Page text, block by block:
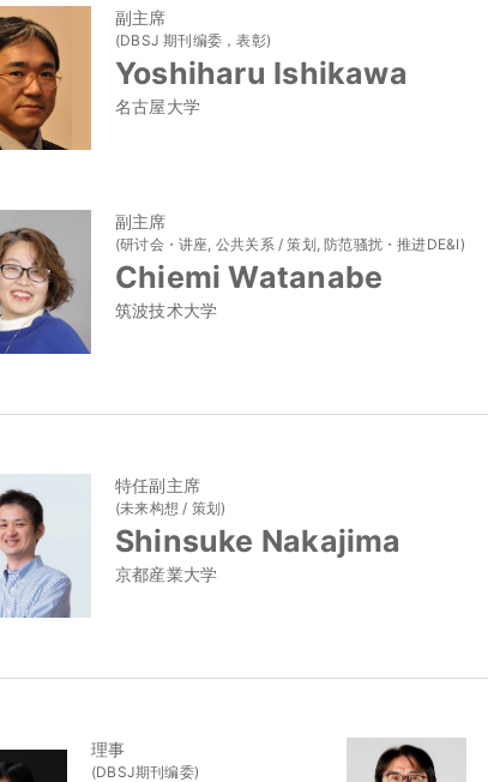
副主席
(DBSJ 期刊编委，表彰)
Yoshiharu Ishikawa
名古屋大学
副主席
(研讨会・讲座, 公共关系 / 策划, 防范骚扰・推进DE&I)
Chiemi Watanabe
筑波技术大学
特任副主席
(未来构想 / 策划)
Shinsuke Nakajima
京都産業大学
理事
(DBSJ期刊编委)